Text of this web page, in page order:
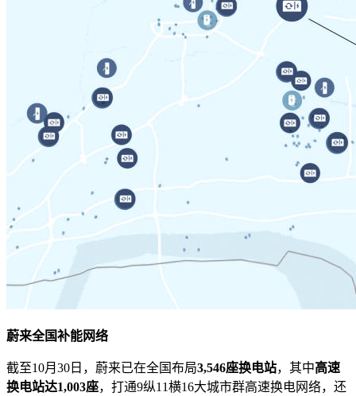
蔚来全国补能网络
截至10月30日，蔚来已在全国布局3,546座换电站，其中高速
换电站达1,003座，打通9纵11横16大城市群高速换电网络，还